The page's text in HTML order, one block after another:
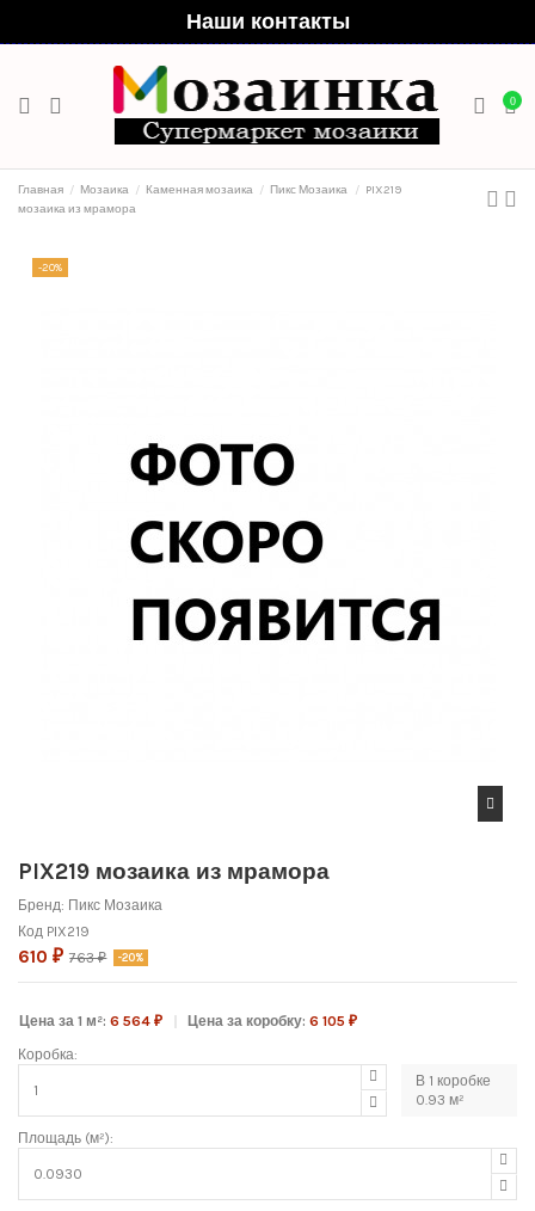
Наши контакты
0
Главная Мозаика Каменная мозаика Пикс Мозаика
PIX219
мозаика из мрамора
-20%
PIX219 мозаика из мрамора
Бренд: Пикс Мозаика
Код PIX219
610 ₽ 763 ₽ -20%
Цена за 1 м²:6 564 ₽ Цена за коробку:6 105 ₽
Коробка:
В 1 коробке
0.93 м²
Площадь (м²):